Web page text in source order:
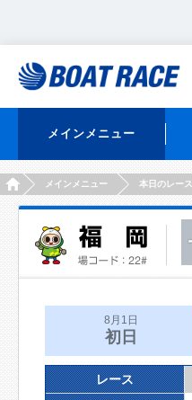
メインメニュー
HOMEメインメニュー 本日のレース
8月1日
初日
レース